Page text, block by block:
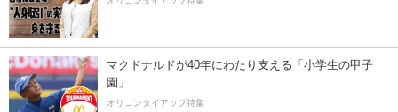
マクドナルドが40年にわたり支える「小学生の甲子
園」
オリコンタイアップ特集